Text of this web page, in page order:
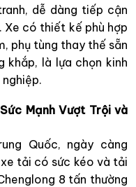
dễ dàng tiếp cận
Xe có thiết kế phù hợp
phụ tùng thay thế sẵn
khắp, là lựa chọn kinh
Mạnh Vượt Trội và
Quốc, ngày càng
tải có sức kéo và tải
8 tấn thường